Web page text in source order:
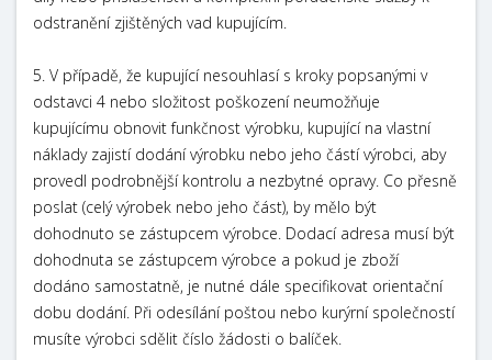
odstranění zjištěných vad kupujícím.
5. V případě, že kupující nesouhlasí s kroky popsanými v
odstavci 4 nebo složitost poškození neumožňuje
kupujícímu obnovit funkčnost výrobku, kupující na vlastní
náklady zajistí dodání výrobku nebo jeho částí výrobci, aby
provedl podrobnější kontrolu a nezbytné opravy. Co přesně
poslat (celý výrobek nebo jeho část), by mělo být
dohodnuto se zástupcem výrobce. Dodací adresa musí být
dohodnuta se zástupcem výrobce a pokud je zboží
dodáno samostatně, je nutné dále specifikovat orientační
dobu dodání. Při odesílání poštou nebo kurýrní společností
musíte výrobci sdělit číslo žádosti o balíček.